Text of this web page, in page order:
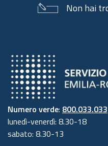
Non hai
Numero verde: 800.033.033
lunedì-venerdì: 8.30-18
sabato: 8.30-13